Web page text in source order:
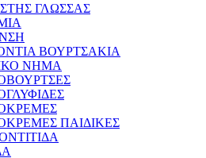
ΓΛΩΣΣΑΣ
ΒΟΥΡΤΣΑΚΙΑ
ΝΗΜΑ
ΠΑΙΔΙΚΕΣ